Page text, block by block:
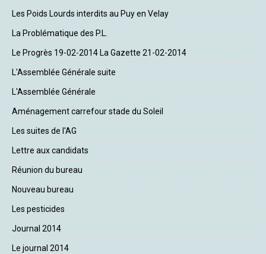
Les Poids Lourds interdits au Puy en Velay
La Problématique des P.L.
Le Progrès 19-02-2014 La Gazette 21-02-2014
L'Assemblée Générale suite
L'Assemblée Générale
Aménagement carrefour stade du Soleil
Les suites de l'AG
Lettre aux candidats
Réunion du bureau
Nouveau bureau
Les pesticides
Journal 2014
Le journal 2014